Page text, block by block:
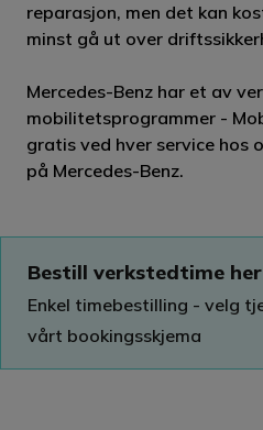
reparasjon, men det kan
minst gå ut over
Mercedes-Benz har et av
mobilitetsprogrammer -
gratis ved hver service hos
på Mercedes-Benz.
Bestill verkstedtime her
Enkel timebestilling - velg
vårt bookingsskjema